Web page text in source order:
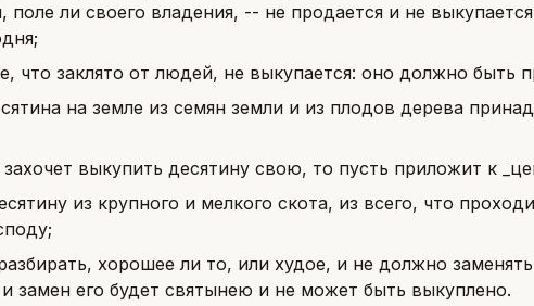
поле ли своего владения, -- не продается и не
что заклято от людей, не выкупается: оно должно быть
на земле из семян земли и из плодов дерева
выкупить десятину свою, то пусть приложит к
из крупного и мелкого скота, из всего, что
хорошее ли то, или худое, и не должно
замен его будет святынею и не может быть выкуплено.